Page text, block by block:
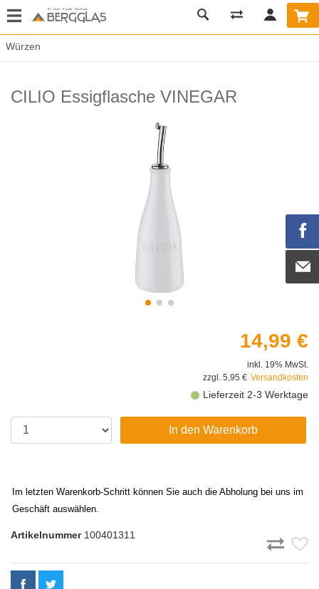
Würzen
CILIO Essigflasche VINEGAR
14,99 €
inkl. 19% MwSt.
zzgl. 5,95 € Versandkosten
Lieferzeit 2-3 Werktage
In den Warenkorb
Im letzten Warenkorb-Schritt können Sie auch die Abholung bei uns im
Geschäft auswählen.
Artikelnummer100401311